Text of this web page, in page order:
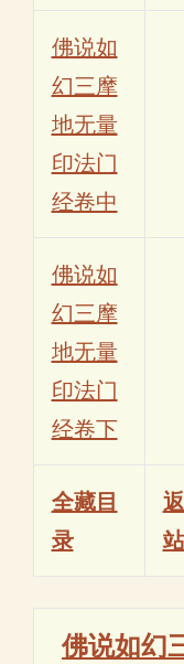
佛说如
幻三摩
地无量
印法门
经卷中
佛说如
幻三摩
地无量
印法门
经卷下
全藏目
录
站
佛说如幻